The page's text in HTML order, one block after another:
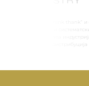
е инспирација „think thank“
иновативни
во стоматолошката
мрежа за дистрибуција